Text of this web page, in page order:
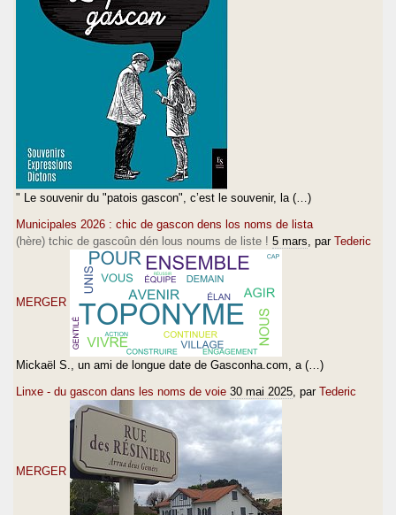
" Le souvenir du "patois gascon", c’est le souvenir, la (…)
Municipales 2026 : chic de gascon dens los noms de lista
(hère) tchic de gascoûn dén lous noums de liste ! 5 mars , par Tederic
MERGER
Mickaël S., un ami de longue date de Gasconha.com, a (…)
Linxe - du gascon dans les noms de voie 30 mai 2025 , par Tederic
MERGER